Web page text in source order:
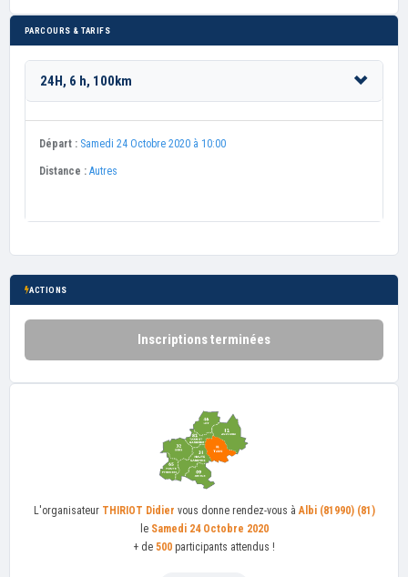
PARCOURS & TARIFS
24H, 6 h, 100km
Départ : Samedi 24 Octobre 2020 à 10:00
Distance : Autres
ACTIONS
Inscriptions terminées
L'organisateur THIRIOT Didier vous donne rendez-vous àAlbi (81990) (81)
le Samedi 24 Octobre 2020
+ de 500 participants attendus !